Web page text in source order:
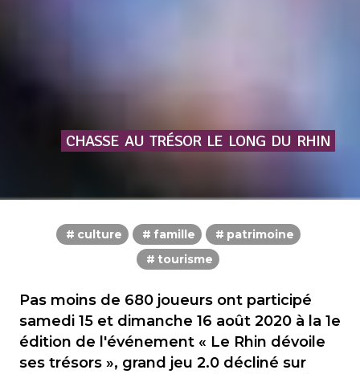
CHASSE AU TRÉSOR LE LONG DU RHIN
culture famille
patrimoine
tourisme
Pas moins de 680 joueurs ont participé
samedi 15 et dimanche 16 août 2020 à la 1e
édition de l'événement « Le Rhin dévoile
ses trésors », grand jeu 2.0 décliné sur